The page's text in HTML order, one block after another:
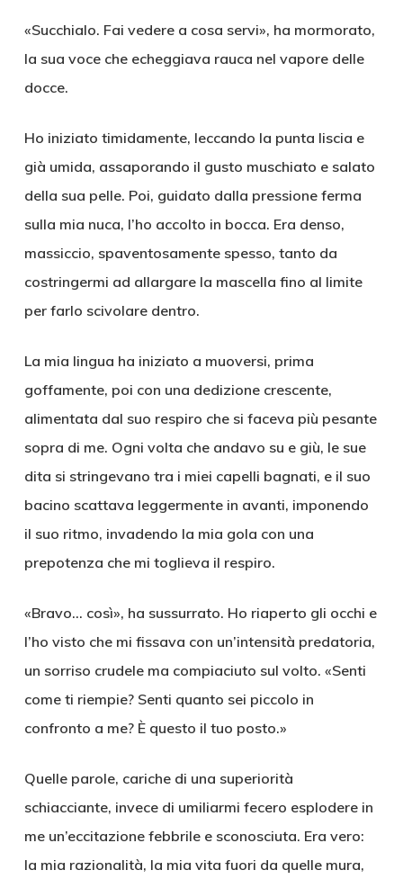
«Succhialo. Fai vedere a cosa servi», ha mormorato,
la sua voce che echeggiava rauca nel vapore delle
docce.
Ho iniziato timidamente, leccando la punta liscia e
già umida, assaporando il gusto muschiato e salato
della sua pelle. Poi, guidato dalla pressione ferma
sulla mia nuca, l’ho accolto in bocca. Era denso,
massiccio, spaventosamente spesso, tanto da
costringermi ad allargare la mascella fino al limite
per farlo scivolare dentro.
La mia lingua ha iniziato a muoversi, prima
goffamente, poi con una dedizione crescente,
alimentata dal suo respiro che si faceva più pesante
sopra di me. Ogni volta che andavo su e giù, le sue
dita si stringevano tra i miei capelli bagnati, e il suo
bacino scattava leggermente in avanti, imponendo
il suo ritmo, invadendo la mia gola con una
prepotenza che mi toglieva il respiro.
«Bravo… così», ha sussurrato. Ho riaperto gli occhi e
l’ho visto che mi fissava con un’intensità predatoria,
un sorriso crudele ma compiaciuto sul volto. «Senti
come ti riempie? Senti quanto sei piccolo in
confronto a me? È questo il tuo posto.»
Quelle parole, cariche di una superiorità
schiacciante, invece di umiliarmi fecero esplodere in
me un’eccitazione febbrile e sconosciuta. Era vero:
la mia razionalità, la mia vita fuori da quelle mura,